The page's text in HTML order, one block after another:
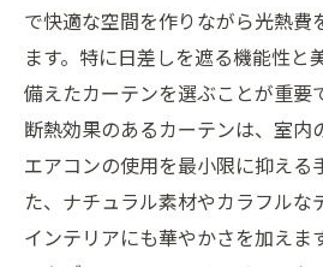
で快適な空間を作りながら光熱費
ます。特に日差しを遮る機能性と
備えたカーテンを選ぶことが重要
断熱効果のあるカーテンは、室内
エアコンの使用を最小限に抑える
た、ナチュラル素材やカラフルな
インテリアにも華やかさを加えま